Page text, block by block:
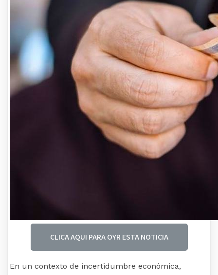
CLICA AQUI PARA OYR ESTA NOTICIA
En un contexto de incertidumbre económica,